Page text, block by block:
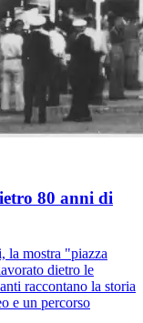
80 anni di
la mostra "piazza
dietro le
raccontano la storia
e un percorso